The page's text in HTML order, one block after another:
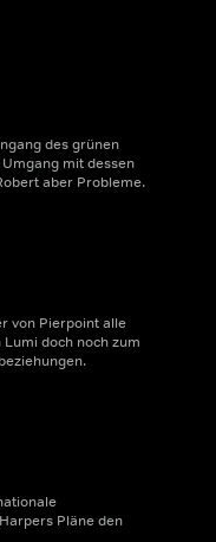
des grünen
mit dessen
aber Probleme.
von Pierpoint alle
doch noch zum
Pläne den